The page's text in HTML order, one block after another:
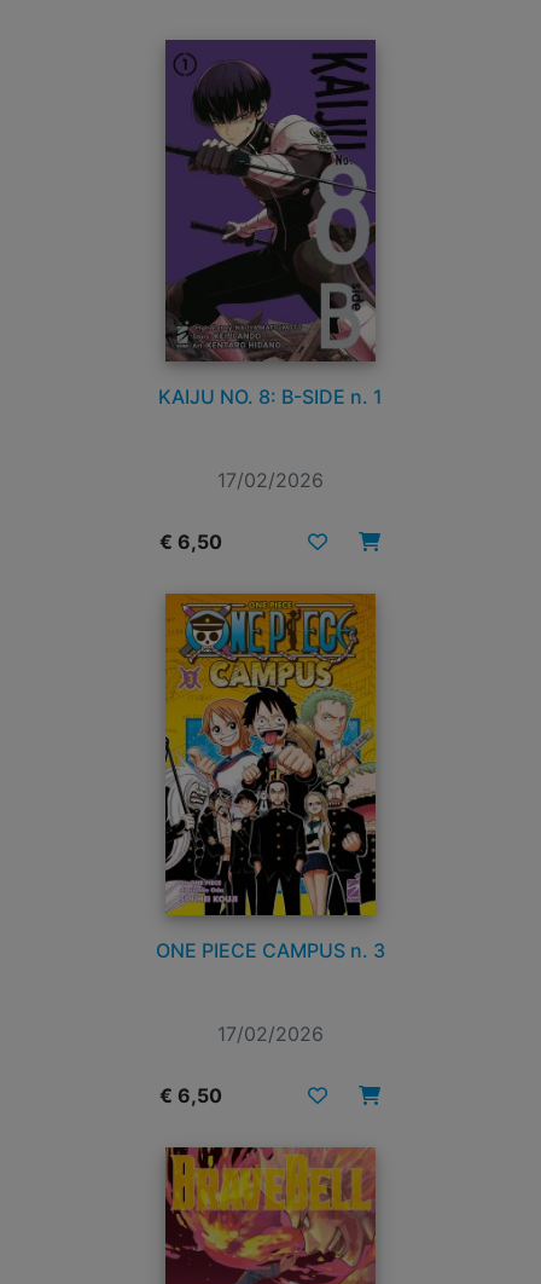
KAIJU NO. 8: B-SIDE n. 1
17/02/2026
€ 6,50
ONE PIECE CAMPUS n. 3
17/02/2026
€ 6,50